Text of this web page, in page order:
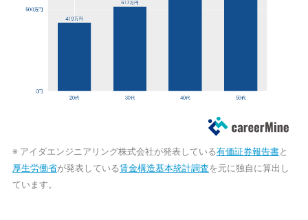
※ アイダエンジニアリング株式会社が発表している有価証券報告書と
厚生労働省が発表している賃金構造基本統計調査を元に独自に算出し
ています。